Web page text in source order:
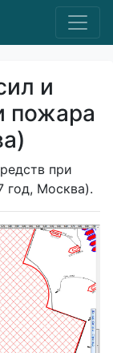
и
пожара
при
год, Москва).